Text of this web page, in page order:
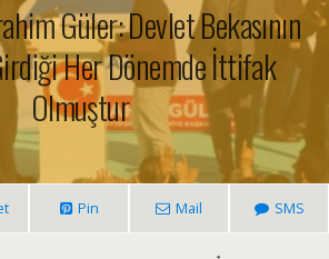
Güler: Devlet Bekasının
Her Dönemde İttifak
Olmuştur
Pin Mail SMS